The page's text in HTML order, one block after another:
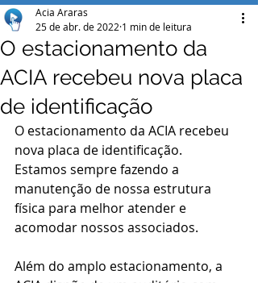
O estacionamento da
ACIA recebeu nova placa
de identificação
Acia Araras
25 de abr. de 2022 1 min de leitura
O estacionamento da ACIA recebeu
nova placa de identificação.
Estamos sempre fazendo a
manutenção de nossa estrutura
física para melhor atender e
acomodar nossos associados.
Além do amplo estacionamento, a